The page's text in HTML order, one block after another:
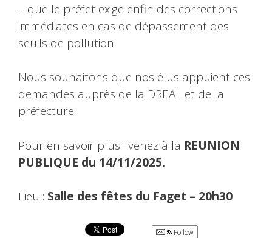
– que le préfet exige enfin des corrections
immédiates en cas de dépassement des
seuils de pollution.
Nous souhaitons que nos élus appuient ces
demandes auprès de la DREAL et de la
préfecture.
Pour en savoir plus : venez à la REUNION
PUBLIQUE du 14/11/2025.
Lieu : Salle des fêtes du Faget – 20h30
Follow